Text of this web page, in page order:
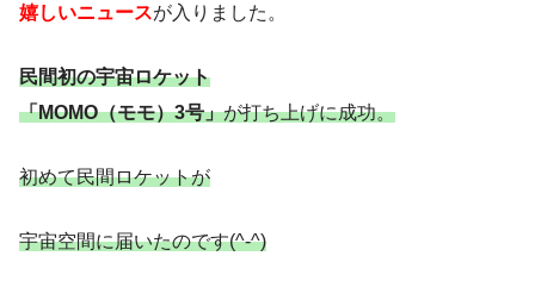
嬉しいニュースが入りました。
民間初の宇宙ロケット
「MOMO（モモ）3号」が打ち上げに成功。
初めて民間ロケットが
宇宙空間に届いたのです(^-^)